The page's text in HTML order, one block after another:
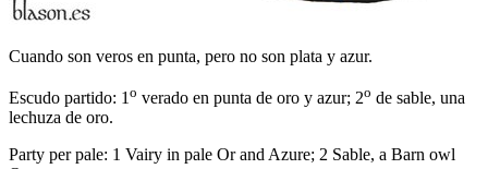
Cuando son veros en punta, pero no son plata y azur.
Escudo partido: 1 o verado en punta de oro y azur; 2o de sable, una
lechuza de oro.
Party per pale: 1 Vairy in pale Or and Azure; 2 Sable, a Barn owl